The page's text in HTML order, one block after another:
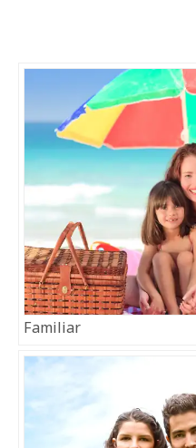
Familiar